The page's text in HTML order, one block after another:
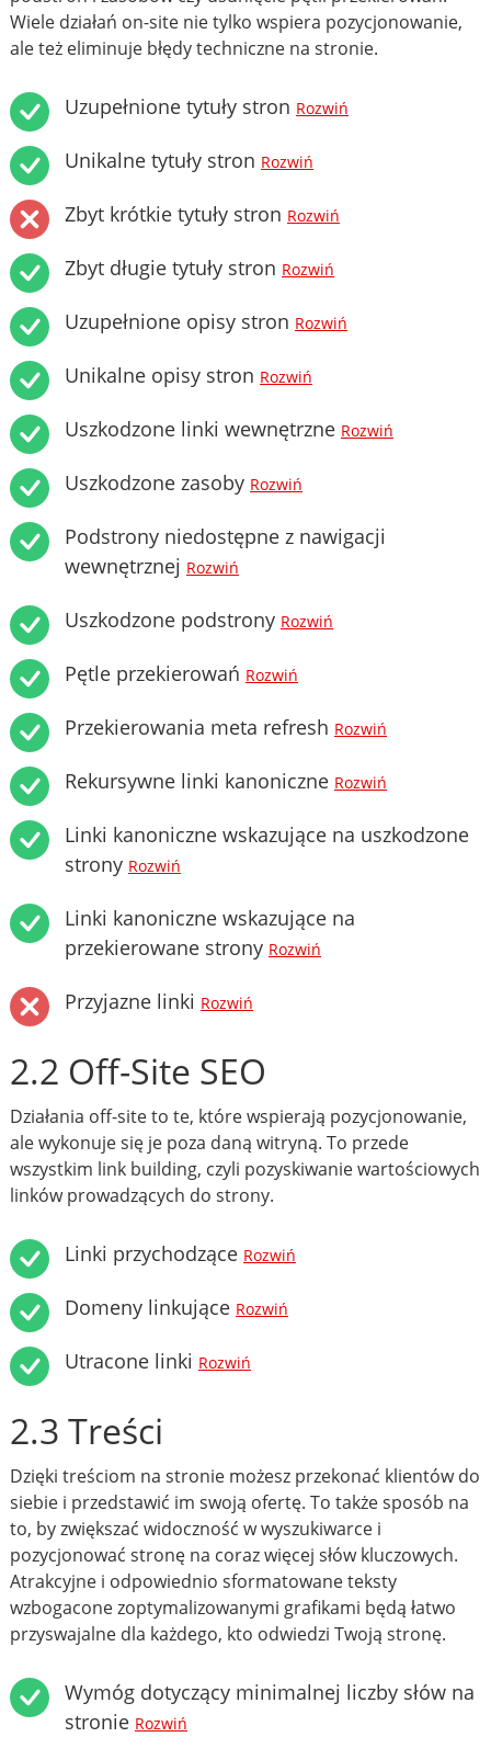
Wiele działań on-site nie tylko wspiera pozycjonowanie,
ale też eliminuje błędy techniczne na stronie.
Uzupełnione tytuły stron Rozwiń
Unikalne tytuły stron Rozwiń
Zbyt krótkie tytuły stron Rozwiń
Zbyt długie tytuły stron Rozwiń
Uzupełnione opisy stron Rozwiń
Unikalne opisy stron Rozwiń
Uszkodzone linki wewnętrzne Rozwiń
Uszkodzone zasoby Rozwiń
Podstrony niedostępne z nawigacji
wewnętrznej Rozwiń
Uszkodzone podstrony Rozwiń
Pętle przekierowań Rozwiń
Przekierowania meta refresh Rozwiń
Rekursywne linki kanoniczne Rozwiń
Linki kanoniczne wskazujące na uszkodzone
strony Rozwiń
Linki kanoniczne wskazujące na
przekierowane strony Rozwiń
Przyjazne linki Rozwiń
2.2 Off-Site SEO
Działania off-site to te, które wspierają pozycjonowanie,
ale wykonuje się je poza daną witryną. To przede
wszystkim link building, czyli pozyskiwanie wartościowych
linków prowadzących do strony.
Linki przychodzące Rozwiń
Domeny linkujące Rozwiń
Utracone linki Rozwiń
2.3 Treści
Dzięki treściom na stronie możesz przekonać klientów do
siebie i przedstawić im swoją ofertę. To także sposób na
to, by zwiększać widoczność w wyszukiwarce i
pozycjonować stronę na coraz więcej słów kluczowych.
Atrakcyjne i odpowiednio sformatowane teksty
wzbogacone zoptymalizowanymi grafikami będą łatwo
przyswajalne dla każdego, kto odwiedzi Twoją stronę.
Wymóg dotyczący minimalnej liczby słów na
stronie Rozwiń